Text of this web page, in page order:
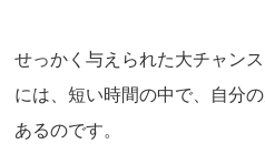
せっかく与えられた大チャン
には、短い時間の中で、自分
あるのです。